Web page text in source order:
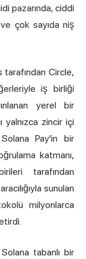
pazarında, ciddi
ve çok sayıda niş
Circle,
iş birliği
yerel bir
zincir içi
Pay'in bir
katmanı,
tarafından
sunulan
milyonlarca
tabanlı bir